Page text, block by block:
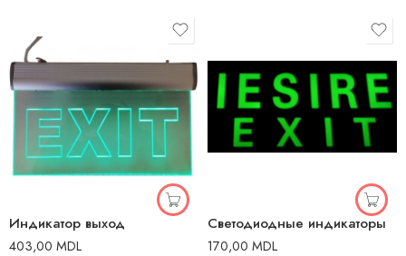
Индикатор выход
403,00 MDL
Светодиодные индикаторы
170,00 MDL